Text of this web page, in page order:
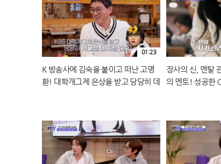
K 방송사에 김숙을 붙이고 떠난 고명
환! 대학개그제 은상을 받고 당당히 데
01:23
장사의 신, 멘탈
의 멘토! 성공한